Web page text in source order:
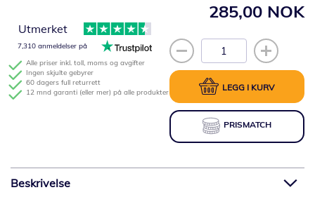
285,00 NOK
LEGG I KURV
PRISMATCH
Alle priser inkl. toll, moms og avgifter
Ingen skjulte gebyrer
60 dagers full returrett
12 mnd garanti (eller mer) på alle produkter
Utmerket
7,310 anmeldelser på
Beskrivelse